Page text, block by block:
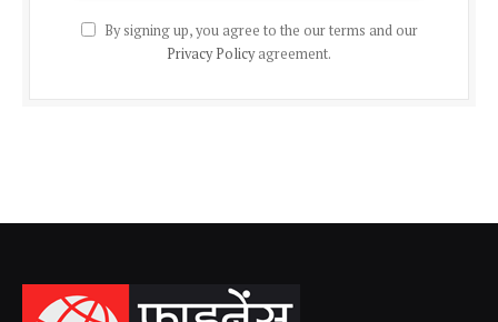
By signing up, you agree to the our terms and our
Privacy Policyagreement.